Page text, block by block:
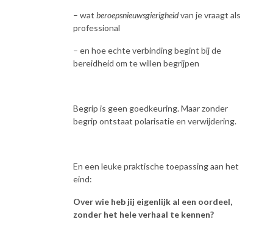
– wat beroepsnieuwsgierigheidvan je vraagt als
professional
– en hoe echte verbinding begint bij de
bereidheid om te willen begrijpen
Begrip is geen goedkeuring. Maar zonder
begrip ontstaat polarisatie en verwijdering.
En een leuke praktische toepassing aan het
eind:
Over wie heb jij eigenlijk al een oordeel,
zonder het hele verhaal te kennen?